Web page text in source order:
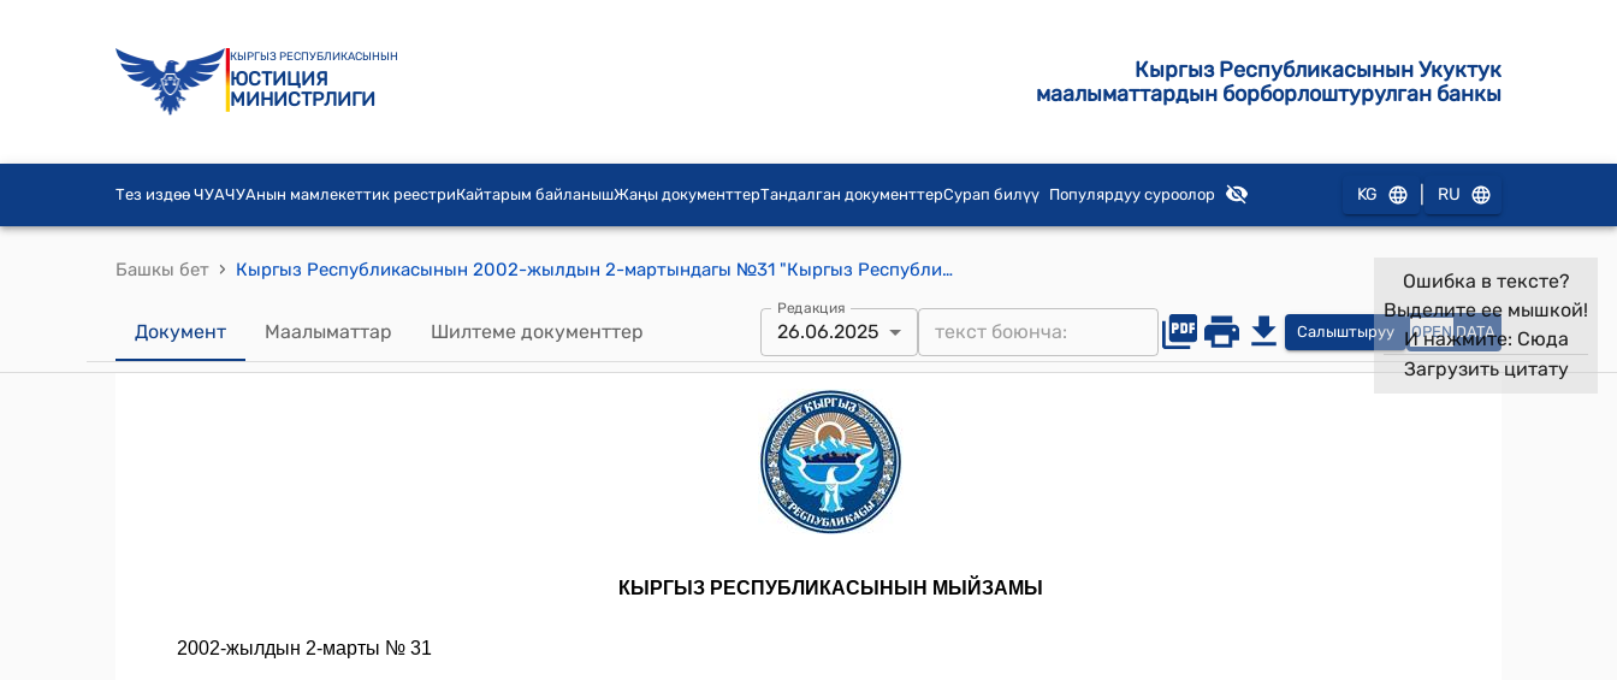
КЫРГЫЗ РЕСПУБЛИКАСЫНЫН
ЮСТИЦИЯ
МИНИСТРЛИГИ
Кыргыз Республикасынын Укуктук
маалыматтардын борборлоштурулган банкы
Тез издөө ЧУАЧУАнын мамлекеттик реестриКайтарым байланышЖаңы документтерТандалган документтерСурап билүү Популярдуу суроолор KG RU
Башкы бет › Кыргыз Республикасынын 2002-жылдын 2-мартындагы №31 "Кыргыз Республикасында мамлекеттик менчикти менчиктештируу жонундо"мыйзамы
Документ Маалыматтар Шилтеме документтер
Редакция
26.06.2025 Салыштыруу OPEN DATA
Ошибка в тексте?
Выделите ее мышкой!
И нажмите: Сюда
Загрузить цитату